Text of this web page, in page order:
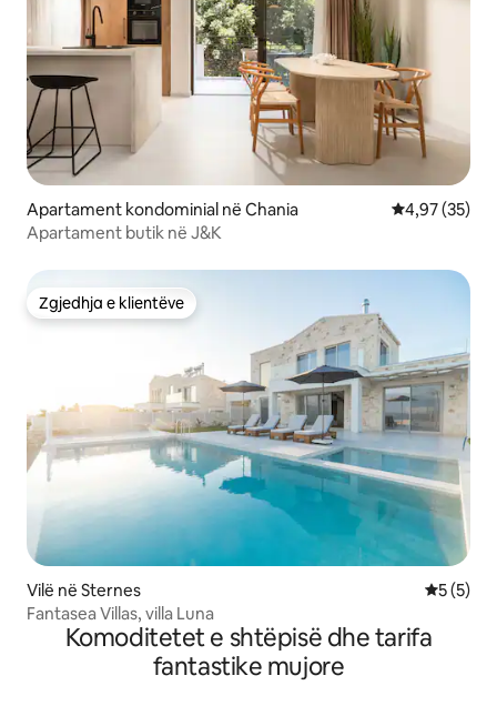
Apartament kondominial në Chania Vlerësimi
4,97 (35)
Apartament butik në J&K
Zgjedhja e klientëve
Zgjedhja e klientëve
Vilë në Sternes
5 (5)
Fantasea Villas, villa Luna
Komoditetet e shtëpisë dhe tarifa
fantastike mujore